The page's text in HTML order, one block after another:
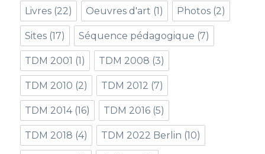
Livres (22) Oeuvres d'art (1) Photos (2)
Sites (17) Séquence pédagogique (7)
TDM 2001 (1) TDM 2008 (3)
TDM 2010 (2) TDM 2012 (7)
TDM 2014(16) TDM 2016 (5)
TDM 2018 (4) TDM 2022 Berlin (10)